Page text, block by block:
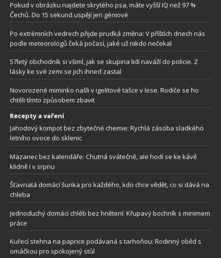
Pokud v obrázku najdete skrytého psa, máte vyšší IQ než 97 %
Čechů. Do 15 sekund uspějí jen géniové
Po extrémních vedrech přijde prudká změna: V příštích dnech nás
podle meteorologů čeká počasí, jaké už nikdo nečekal
57letý obchodník si všiml, jak se skupina lidí naváží do policie. Z
lásky ke své zemi se jich ihned zastal
Novorozené miminko našli v igelitové tašce v lese. Rodiče se ho
chtěli tímto způsobem zbavit
Recepty a vaření
Jahodový kompot bez zbytečné chemie: Rychlá zásoba sladkého
letního ovoce do sklenic
Mazanec bez kalendáře: Chutná svátečně, ale hodí se ke kávě
klidně i v srpnu
Šťavnatá domácí šunka pro každého, kdo chce vědět, co si dává na
chleba
Jednoduchý domácí chléb bez hnětení: Křupavý bochník s minimem
práce
Kuřecí stehna na paprice podávaná s tarhoňou: Rodinný oběd s
omáčkou pro spokojený stůl